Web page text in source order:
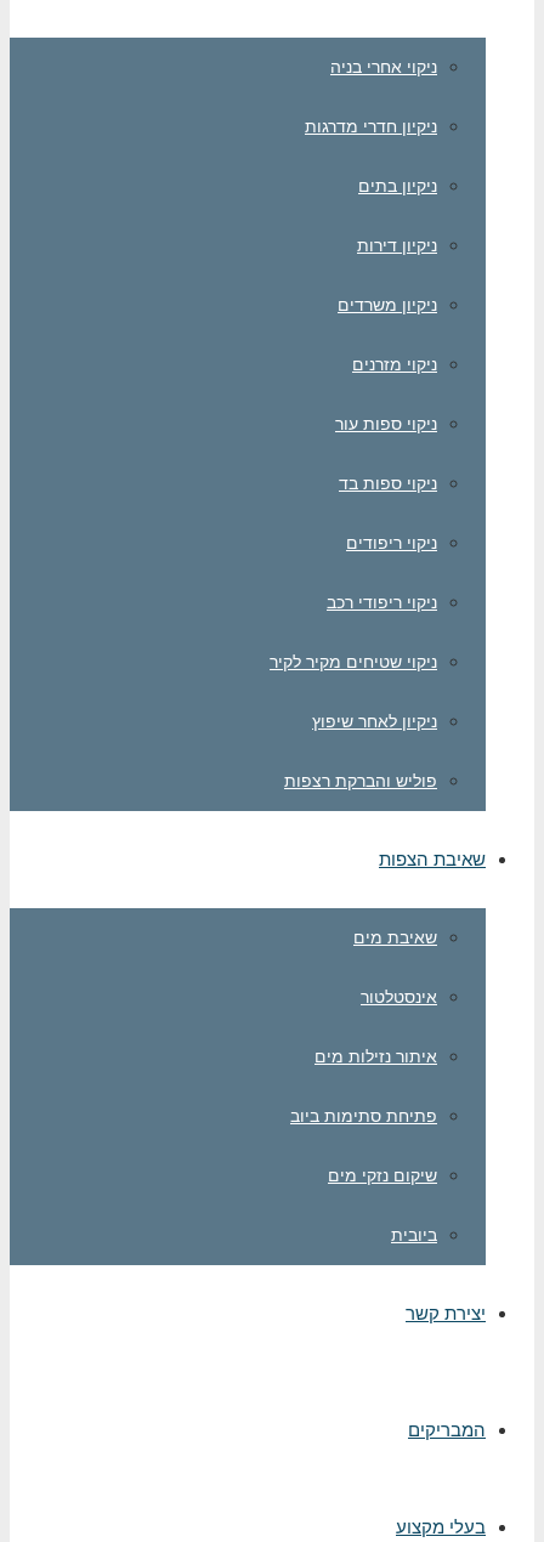
ניקוי אחרי בניה
ניקיון חדרי מדרגות
ניקיון בתים
ניקיון דירות
ניקיון משרדים
ניקוי מזרנים
ניקוי ספות עור
ניקוי ספות בד
ניקוי ריפודים
ניקוי ריפודי רכב
ניקוי שטיחים מקיר לקיר
ניקיון לאחר שיפוץ
פוליש והברקת רצפות
הצפות
שאיבת מים
אינסטלטור
איתור נזילות מים
פתיחת סתימות ביוב
שיקום נזקי מים
קשר
מקצוע